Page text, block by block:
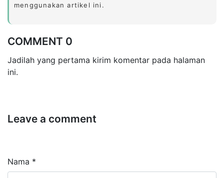
menggunakan artikel ini.
COMMENT 0
Jadilah yang pertama kirim komentar pada halaman
ini.
Leave a comment
Nama *